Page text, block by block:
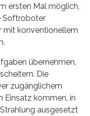
ersten Mal möglich,
Softroboter
mit konventionellem
übernehmen,
Die
zugänglichem
Einsatz kommen, in
ausgesetzt